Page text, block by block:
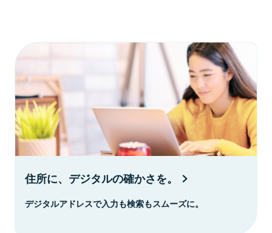
住所に、デジタルの確かさを。
デジタルアドレスで入力も検索もスムーズに。